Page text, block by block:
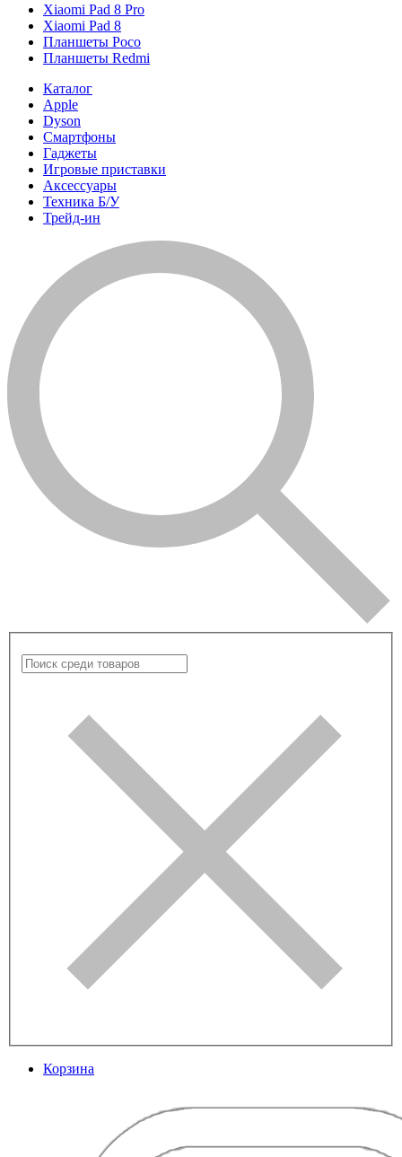
Xiaomi Pad 8 Pro
Xiaomi Pad 8
Планшеты Poco
Планшеты Redmi
Каталог
Apple
Dyson
Смартфоны
Гаджеты
Игровые приставки
Аксессуары
Техника Б/У
Трейд-ин
Корзина